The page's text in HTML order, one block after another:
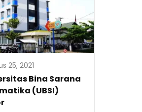
25, 2021
Bina Sarana
(UBSI)